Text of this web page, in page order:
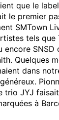
que le
le premier
SMTown
tels que
encore SNSD
Quelques
dans
trio JYJ
à